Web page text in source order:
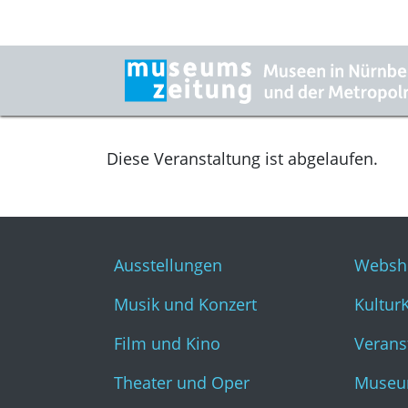
Diese Veranstaltung ist abgelaufen.
Ausstellungen
Musik und Konzert
Film und Kino
Theater und Oper